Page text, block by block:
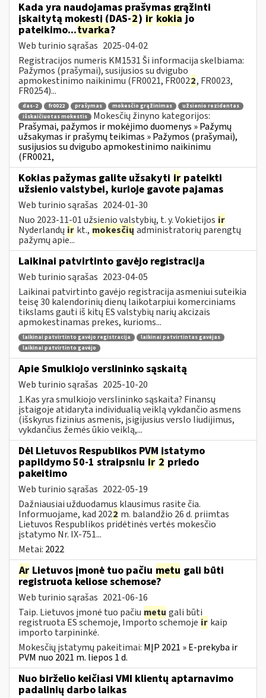
Kada yra naudojamas prašymas grąžinti
įskaitytą mokestį (DAS-2) ir kokia jo
pateikimo...tvarka?
Web turinio sąrašas 2025-04-02
Registracijos numeris KM1531 Ši informacija skelbiama:
Pažymos (prašymai), susijusios su dvigubo
apmokestinimo naikinimu (FR0021, FR0022, FR0023,
FR0254)...
das-2 fr0022 prašymas mokesčio grąžinimas
užsienio rezidentas
išskaičiuotas mokestis
Mokesčių žinyno kategorijos:
Prašymai, pažymos ir mokėjimo duomenys » Pažymų
užsakymas ir prašymų teikimas » Pažymos (prašymai),
susijusios su dvigubo apmokestinimo naikinimu
(FR0021,
Kokias pažymas galite užsakyti ir pateikti
užsienio valstybei, kurioje gavote pajamas
Web turinio sąrašas 2024-01-30
Nuo 2023-11-01 užsienio valstybių, t. y. Vokietijos ir
Nyderlandų ir kt., mokesčių administratorių parengtų
pažymų apie...
Laikinai patvirtinto gavėjo registracija
Web turinio sąrašas 2023-04-05
Laikinai patvirtinto gavėjo registracija asmeniui suteikia
teisę 30 kalendorinių dienų laikotarpiui komerciniams
tikslams gauti iš kitų ES valstybių narių akcizais
apmokestinamas prekes, kurioms...
laikinai patvirtinto gavėjo registracija
laikinai patvirtintas gavėjas
laikinai patvirtinto gavėjo
Apie Smulkiojo verslininko sąskaitą
Web turinio sąrašas 2025-10-20
1.Kas yra smulkiojo verslininko sąskaita? Finansų
įstaigoje atidaryta individualią veiklą vykdančio asmens
(išskyrus fizinius asmenis, įsigijusius verslo liudijimus,
vykdančius žemės ūkio veiklą,...
Dėl Lietuvos Respublikos PVM įstatymo
papildymo 50-1 straipsniu ir 2 priedo
pakeitimo
Web turinio sąrašas 2022-05-19
Dažniausiai užduodamus klausimus rasite čia.
Informuojame, kad 2022 m. balandžio 26 d. priimtas
Lietuvos Respublikos pridėtinės vertės mokesčio
įstatymo Nr. IX-751...
Metai: 2022
Ar Lietuvos įmonė tuo pačiu metu gali būti
registruota keliose schemose?
Web turinio sąrašas 2021-06-16
Taip. Lietuvos įmonė tuo pačiu metu gali būti
registruota ES schemoje, Importo schemoje ir kaip
importo tarpininkė.
Mokesčių įstatymų pakeitimai: MĮP 2021 » E-prekyba ir
PVM nuo 2021 m. liepos 1 d.
Nuo birželio keičiasi VMI klientų aptarnavimo
padalinių darbo laikas